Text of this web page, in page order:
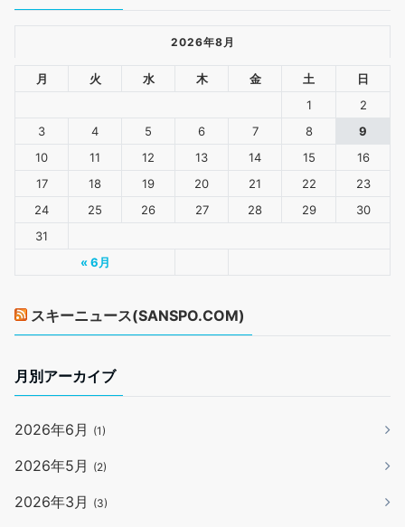
2026年8月
月 火 水 木 金 土 日
« 6月
1
2
3
4 5 6 7 8
9
10
11 12 13 14 15
16
17
18 19 20 21 22
23
24
25 26 27 28 29
30
31
スキーニュース(SANSPO.COM)
月別アーカイブ
2026年6月 (1)
2026年5月 (2)
2026年3月 (3)